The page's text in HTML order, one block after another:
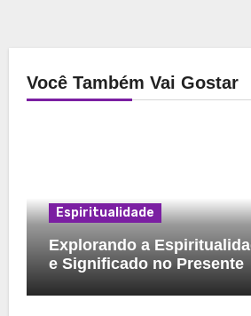
Você Também Vai Gostar
Espiritualidade
Explorando a
e Significado no Presente